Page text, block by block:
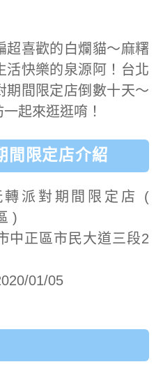
超喜歡的白爛貓～麻糬
活快樂的泉源阿！台北
期間限定店倒數十天～
起來逛逛唷！
間限定店介紹
派對期間限定店 (
)
中正區市民大道三段2
01/05